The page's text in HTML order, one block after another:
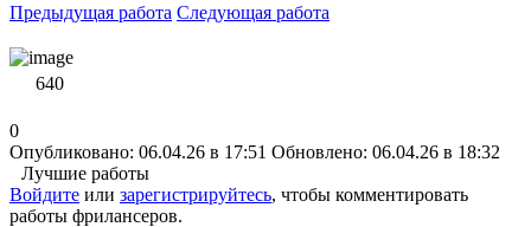
Предыдущая работа Следующая работа
640
0
Опубликовано: 06.04.26 в 17:51 Обновлено: 06.04.26 в 18:32
Лучшие работы
Войдите или зарегистрируйтесь, чтобы комментировать
работы фрилансеров.